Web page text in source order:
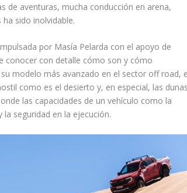
de aventuras, mucha conducción en arena,
sido inolvidable.
por Masía Pelarda con el apoyo de
conocer con detalle cómo son y cómo
modelo más avanzado en el sector off road,
como es el desierto y, en especial, las
las capacidades de un vehículo como la
seguridad en la ejecución.